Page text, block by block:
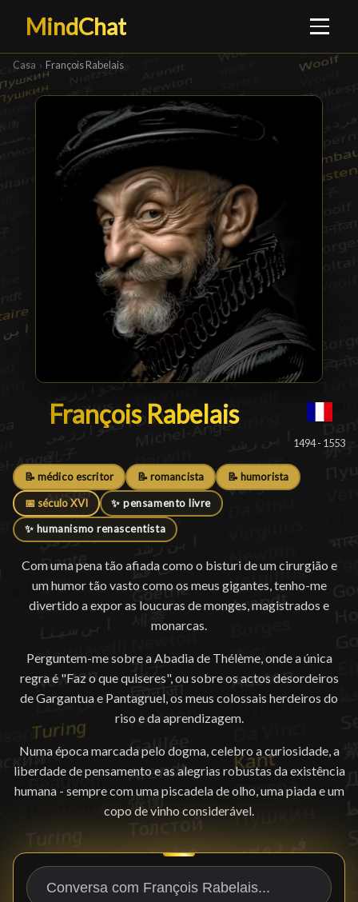
MindChat
Casa › François Rabelais
François Rabelais
François Rabelais█
1494 - 1553
📝 médico escritor 📝 romancista 📝 humorista
📅 século XVI ✨ pensamento livre
✨ humanismo renascentista
Com uma pena tão afiada como o bisturi de um cirurgião e
um humor tão vasto como os meus gigantes, tenho-me
divertido a expor as loucuras de monges, magistrados e
monarcas.
Perguntem-me sobre a Abadia de Thélème, onde a única
regra é "Faz o que quiseres", ou sobre os actos desordeiros
de Gargantua e Pantagruel, os meus colossais herdeiros do
riso e da aprendizagem.
Numa época marcada pelo dogma, celebro a curiosidade, a
liberdade de pensamento e as alegrias robustas da existência
humana - sempre com uma piscadela de olho, uma piada e um
copo de vinho considerável.